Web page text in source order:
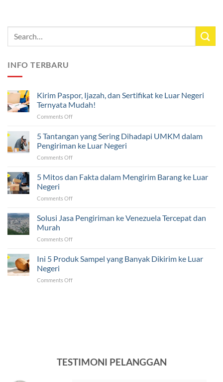
INFO TERBARU
Kirim Paspor, Ijazah, dan Sertifikat ke Luar Negeri
Ternyata Mudah!
Comments Offon
Ijazah,
dan
Sertifikat
Luar
5 Tantangan yang Sering Dihadapi UMKM dalam
Pengiriman ke Luar Negeri
Comments Offon
Tantangan
Dihadapi
dalam
5 Mitos dan Fakta dalam Mengirim Barang ke Luar
Negeri
Comments Offon
Mitos
dalam
Barang
Solusi Jasa Pengiriman ke Venezuela Tercepat dan
Murah
Comments Offon
Jasa
Pengiriman
Venezuela
Ini 5 Produk Sampel yang Banyak Dikirim ke Luar
Negeri
Comments Offon
Negeri
TESTIMONI PELANGGAN